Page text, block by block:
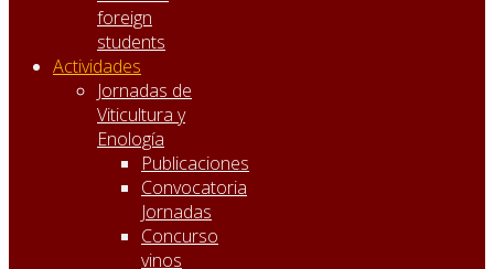
foreign
students
Actividades
Jornadas de
Viticultura y
Enología
Publicaciones
Convocatoria
Jornadas
Concurso
vinos